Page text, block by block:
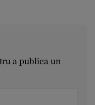
a publica un